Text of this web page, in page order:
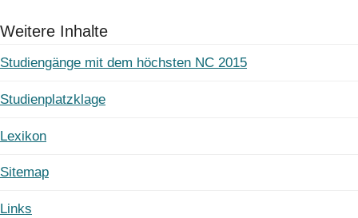
Weitere Inhalte
Studiengänge mit dem höchsten NC 2015
Studienplatzklage
Lexikon
Sitemap
Links